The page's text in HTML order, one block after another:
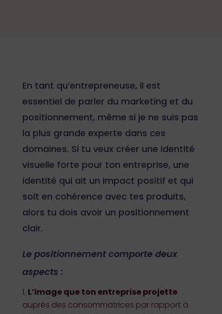
En tant qu’entrepreneuse, il est
essentiel de parler du marketing et du
positionnement, même si je ne suis pas
la plus grande experte dans ces
domaines. Si tu veux créer une identité
visuelle forte pour ton entreprise, une
identité qui ait un impact positif et qui
soit en cohérence avec tes produits,
alors tu dois avoir un positionnement
clair.
Le positionnement comporte deux
aspects :
L’image que ton entreprise projette
auprès des consommatrices par rapport à